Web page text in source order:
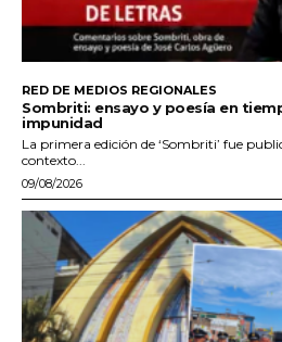
RED DE MEDIOS REGIONALES
Sombriti: ensayo y poesía en
impunidad
La primera edición de ‘Sombriti’ fue
contexto...
09/08/2026